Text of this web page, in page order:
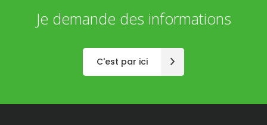
Je demande des informations
C'est par ici